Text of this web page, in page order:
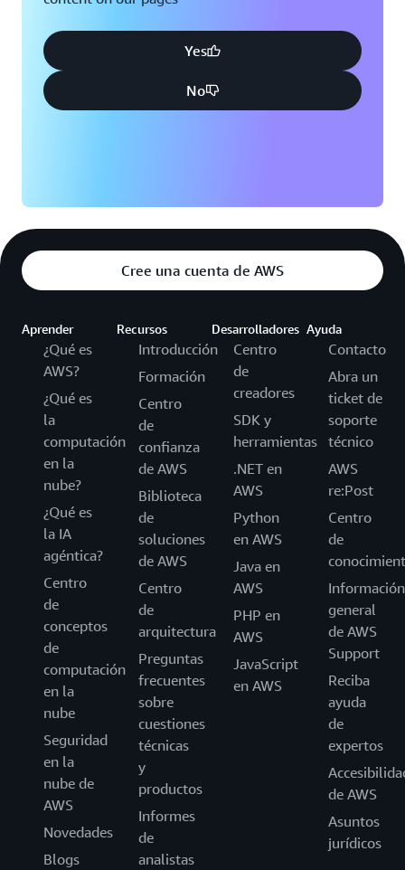
Yes
No
Cree una cuenta de AWS
Aprender
¿Qué es
AWS?
¿Qué es
la
computación
en la
nube?
¿Qué es
la IA
agéntica?
Centro
de
conceptos
de
computación
en la
nube
Seguridad
en la
nube de
AWS
Novedades
Blogs
Recursos
Introducción
Formación
Centro
de
confianza
de AWS
Biblioteca
de
soluciones
de AWS
Centro
de
arquitectura
Preguntas
frecuentes
sobre
cuestiones
técnicas
y
productos
Informes
de
analistas
Desarrolladores
Centro
de
creadores
SDK y
herramientas
.NET en
AWS
Python
en AWS
Java en
AWS
PHP en
AWS
JavaScript
en AWS
Ayuda
Contacto
Abra un
ticket de
soporte
técnico
AWS
re:Post
Centro
de
Información
general
de AWS
Support
Reciba
ayuda
de
expertos
de AWS
Asuntos
jurídicos